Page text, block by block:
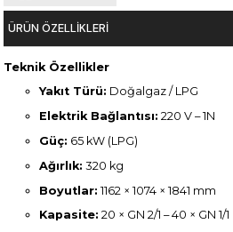
ÜRÜN ÖZELLIKLERI
Teknik Özellikler
Yakıt Türü: Doğalgaz / LPG
Elektrik Bağlantısı: 220 V – 1N
Güç: 65 kW (LPG)
Ağırlık: 320 kg
Boyutlar: 1162 × 1074 × 1841 mm
Kapasite: 20 × GN 2/1 – 40 × GN 1/1